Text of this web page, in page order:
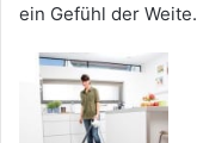
ein Gefühl der Weite.